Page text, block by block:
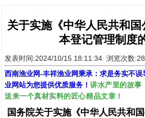
关于实施《中华人民共和
本登记管理制度
发表时间:2024/10/15 18:11:34 浏览次数
西南渔业网-丰祥渔业网秉承：求是务实不
业网站为您提供优质服务！ 讲水产里的故事
送来一个真材实料的匠心精品文章！
国务院关于实施《中华人民共和国